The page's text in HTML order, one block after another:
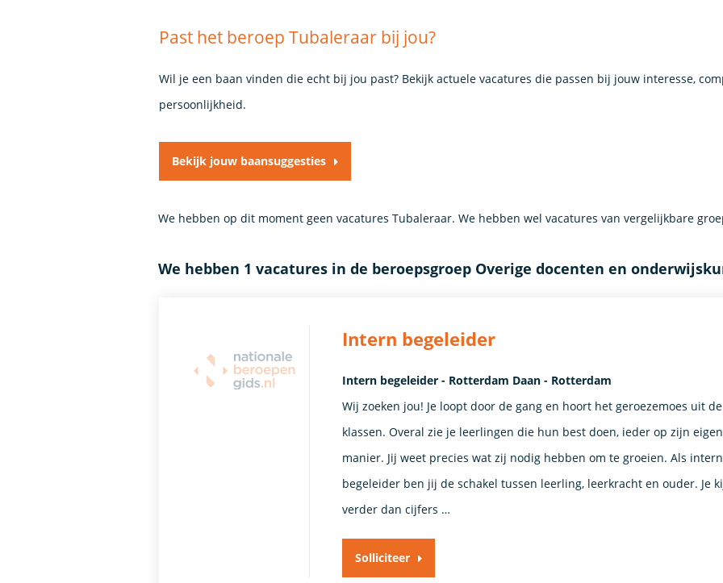
Past het beroep Tubaleraar bij jou?
Wil je een baan vinden die echt bij jou past? Bekijk actuele vacatures die passen bij jouw interesse,
persoonlijkheid.
Bekijk jouw baansuggesties
We hebben op dit moment geen vacatures Tubaleraar. We hebben wel vacatures van vergelijkbare
We hebben 1 vacatures in de beroepsgroep Overige docenten en
Intern begeleider
Intern begeleider - Rotterdam Daan - Rotterdam
Wij zoeken jou! Je loopt door de gang en hoort het geroezemoes uit de
klassen. Overal zie je leerlingen die hun best doen, ieder op zijn eigen
manier. Jij weet precies wat zij nodig hebben om te groeien. Als intern
begeleider ben jij de schakel tussen leerling, leerkracht en ouder. Je
verder dan cijfers …
Solliciteer